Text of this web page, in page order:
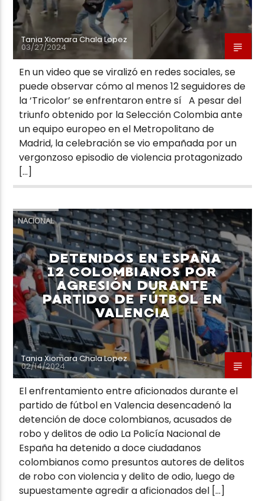
Tania Xiomara Chala Lopez
03/27/2024
En un video que se viralizó en redes sociales, se
puede observar cómo al menos 12 seguidores de
la ‘Tricolor’ se enfrentaron entre sí A pesar del
triunfo obtenido por la Selección Colombia ante
un equipo europeo en el Metropolitano de
Madrid, la celebración se vio empañada por un
vergonzoso episodio de violencia protagonizado
[…]
NACIONAL
DETENIDOS EN ESPAÑA
12 COLOMBIANOS POR
AGRESIÓN DURANTE
PARTIDO DE FÚTBOL EN
VALENCIA
Tania Xiomara Chala Lopez
02/14/2024
El enfrentamiento entre aficionados durante el
partido de fútbol en Valencia desencadenó la
detención de doce colombianos, acusados de
robo y delitos de odio La Policía Nacional de
España ha detenido a doce ciudadanos
colombianos como presuntos autores de delitos
de robo con violencia y delito de odio, luego de
supuestamente agredir a aficionados del […]